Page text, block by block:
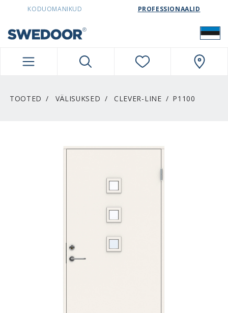
SWEDOORESTONIA NAVIGATION
KODUOMANIKUD PROFESSIONAALID
TOOTED VÄLISUKSED CLEVER-LINE P1100